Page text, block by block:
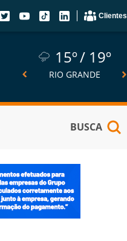
Clientes
15º 19º
RIO GRANDE
BUSCA